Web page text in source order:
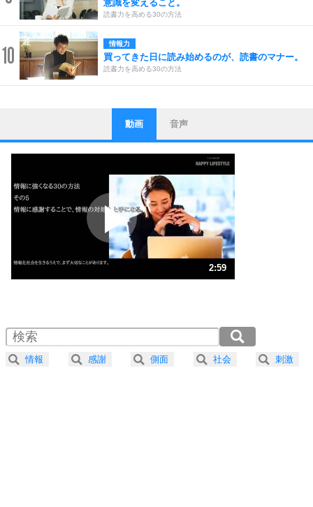
意識を変えること。
読書力を高める30の方法
10 情報力
買ってきた日に読み始めるのが、読書のマナー。
読書力を高める30の方法
1
ストレス対策
他人と比べない。
いっそのこと、他人を見ない。
いらいらしない人になる30の方法
プラス思考
ポジティブになれない原因は、行動しないから。
ポジティブ思考になる30の方法
ストレス対策
人生、なんとかなるもの。
気楽に生きる30の方法
4 器の大きい人は、怒りを優しさで表現する。
プラス思考
動画 音声
2:59
2.0倍速 （351KB 1分29秒）
2.5倍速 （281KB 1分11秒）
3.0倍速 （234KB 59秒）
情報 感謝 側面 社会 刺激